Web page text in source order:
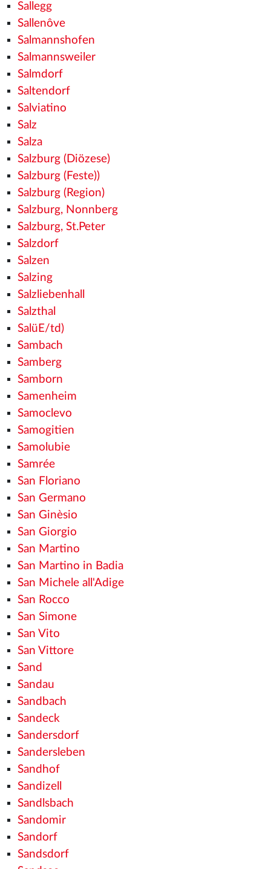
Sallegg
Sallenôve
Salmannshofen
Salmannsweiler
Salmdorf
Saltendorf
Salviatino
Salz
Salza
Salzburg (Diözese)
Salzburg (Feste))
Salzburg (Region)
Salzburg, Nonnberg
Salzburg, St.Peter
Salzdorf
Salzen
Salzing
Salzliebenhall
Salzthal
SalüE/td)
Sambach
Samberg
Samborn
Samenheim
Samoclevo
Samogitien
Samolubie
Samrée
San Floriano
San Germano
San Ginèsio
San Giorgio
San Martino
San Martino in Badia
San Michele all'Adige
San Rocco
San Simone
San Vito
San Vittore
Sand
Sandau
Sandbach
Sandeck
Sandersdorf
Sandersleben
Sandhof
Sandizell
Sandlsbach
Sandomir
Sandorf
Sandsdorf